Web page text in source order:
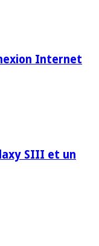
Internet
SIII et un